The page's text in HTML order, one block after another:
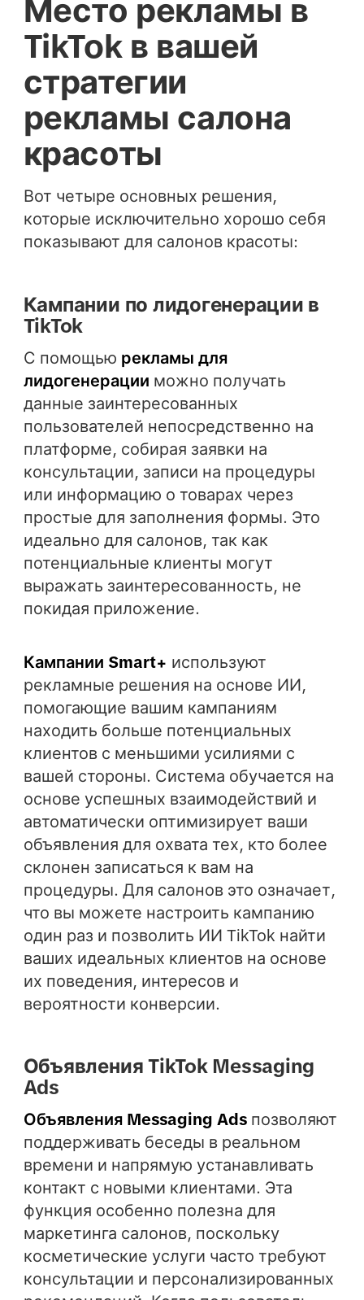
Место рекламы в
TikTok в вашей
стратегии
рекламы салона
красоты
Вот четыре основных решения,
которые исключительно хорошо себя
показывают для салонов красоты:
Кампании по лидогенерации в
TikTok
С помощью рекламы для
лидогенерации можно получать
данные заинтересованных
пользователей непосредственно на
платформе, собирая заявки на
консультации, записи на процедуры
или информацию о товарах через
простые для заполнения формы. Это
идеально для салонов, так как
потенциальные клиенты могут
выражать заинтересованность, не
покидая приложение.
Кампании Smart+ используют
рекламные решения на основе ИИ,
помогающие вашим кампаниям
находить больше потенциальных
клиентов с меньшими усилиями с
вашей стороны. Система обучается на
основе успешных взаимодействий и
автоматически оптимизирует ваши
объявления для охвата тех, кто более
склонен записаться к вам на
процедуры. Для салонов это означает,
что вы можете настроить кампанию
один раз и позволить ИИ TikTok найти
ваших идеальных клиентов на основе
их поведения, интересов и
вероятности конверсии.
Объявления TikTok Messaging
Ads
Объявления Messaging Adsпозволяют
поддерживать беседы в реальном
времени и напрямую устанавливать
контакт с новыми клиентами. Эта
функция особенно полезна для
маркетинга салонов, поскольку
косметические услуги часто требуют
консультации и персонализированных